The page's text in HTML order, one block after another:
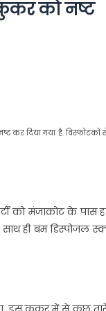
को नष्ट
कर दिया गया है. विस्फोटकों
को मंजाकोट के पास
ही बम डिस्पोजल